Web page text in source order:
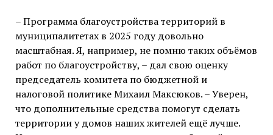
– Программа благоустройства территорий в
муниципалитетах в 2025 году довольно
масштабная. Я, например, не помню таких объёмов
работ по благоустройству, – дал свою оценку
председатель комитета по бюджетной и
налоговой политике Михаил Максюков. – Уверен,
что дополнительные средства помогут сделать
территории у домов наших жителей ещё лучше.